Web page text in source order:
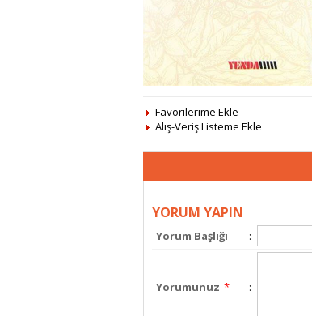
Favorilerime Ekle
Alış-Veriş Listeme Ekle
YORUM YAPIN
Yorum Başlığı :
Yorumunuz * :